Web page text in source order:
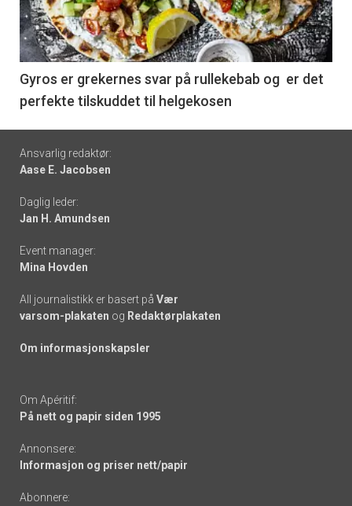
nå
-
6
Gyros er grekernes svar på rullekebab og er det
perfekte tilskuddet til helgekosen
Footer
-
links
Ansvarlig redaktør:
Aase E. Jacobsen
Daglig leder:
Jan H. Amundsen
Event manager:
Mina Hovden
All journalistikk er basert på Vær
varsom-plakaten og Redaktørplakaten
Om informasjonskapsler
Om Apéritif:
På nett og papir siden 1995
Annonsere:
Informasjon og priser nett/papir
Abonnere: